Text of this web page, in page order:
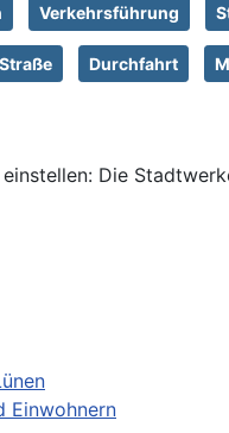
Verkehrsführung
Durchfahrt
Die
Einwohnern